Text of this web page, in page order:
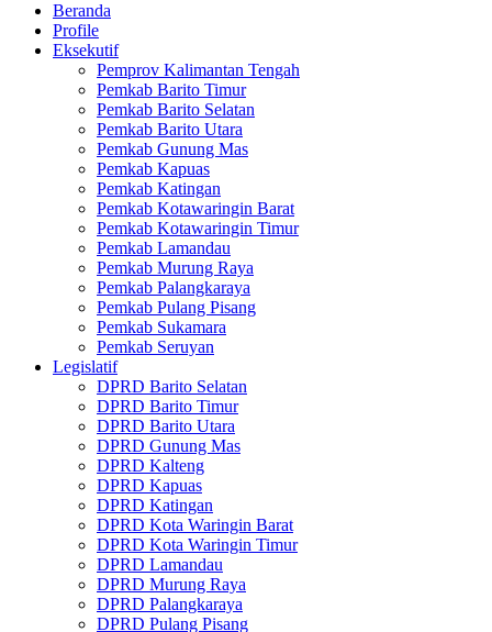
Beranda
Profile
Eksekutif
Pemprov Kalimantan Tengah
Pemkab Barito Timur
Pemkab Barito Selatan
Pemkab Barito Utara
Pemkab Gunung Mas
Pemkab Kapuas
Pemkab Katingan
Pemkab Kotawaringin Barat
Pemkab Kotawaringin Timur
Pemkab Lamandau
Pemkab Murung Raya
Pemkab Palangkaraya
Pemkab Pulang Pisang
Pemkab Sukamara
Pemkab Seruyan
Legislatif
DPRD Barito Selatan
DPRD Barito Timur
DPRD Barito Utara
DPRD Gunung Mas
DPRD Kalteng
DPRD Kapuas
DPRD Katingan
DPRD Kota Waringin Barat
DPRD Kota Waringin Timur
DPRD Lamandau
DPRD Murung Raya
DPRD Palangkaraya
DPRD Pulang Pisang